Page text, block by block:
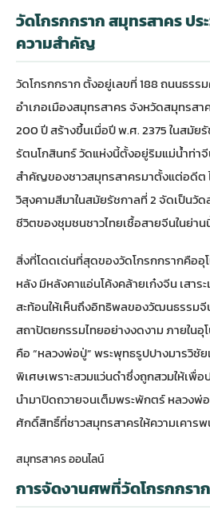
วัดโกรกกราก สมุทรสาคร ปร
ความสำคัญ
วัดโกรกกราก ตั้งอยู่เลขที่ 188 ถนนธร
อำเภอเมืองสมุทรสาคร จังหวัดสมุทรสา
200 ปี สร้างขึ้นเมื่อปี พ.ศ. 2375 ในสมัย
รัตนโกสินทร์ วัดแห่งนี้ตั้งอยู่ริมแม่น้ำท่า
สำคัญของชาวสมุทรสาครมาตั้งแต่อดีต
วิสุงคามสีมาในสมัยรัชกาลที่ 2 จัดเป็น
ชีวิตของชุมชนชาวไทยเชื้อสายจีนในย่า
สิ่งที่โดดเด่นที่สุดของวัดโกรกกรากคืออุ
หลัง มีหลังคาแอ่นโค้งคล้ายเก๋งจีน เสาร
สะท้อนให้เห็นถึงอิทธิพลของวัฒนธรรม
สถาปัตยกรรมไทยอย่างงดงาม ภายในอุ
คือ “หลวงพ่อปู่” พระพุทธรูปปางมารวิ
พิเศษเพราะสวมแว่นดำซึ่งถูกสวมให้เพื่
นำมาปิดถวายจนเต็มพระพักตร์ หลวงพ่
ศักดิ์สิทธิ์ที่ชาวสมุทรสาครให้ความเคาร
สมุทรสาคร ออนไลน์
การจัดงานศพที่วัดโกรกกรา